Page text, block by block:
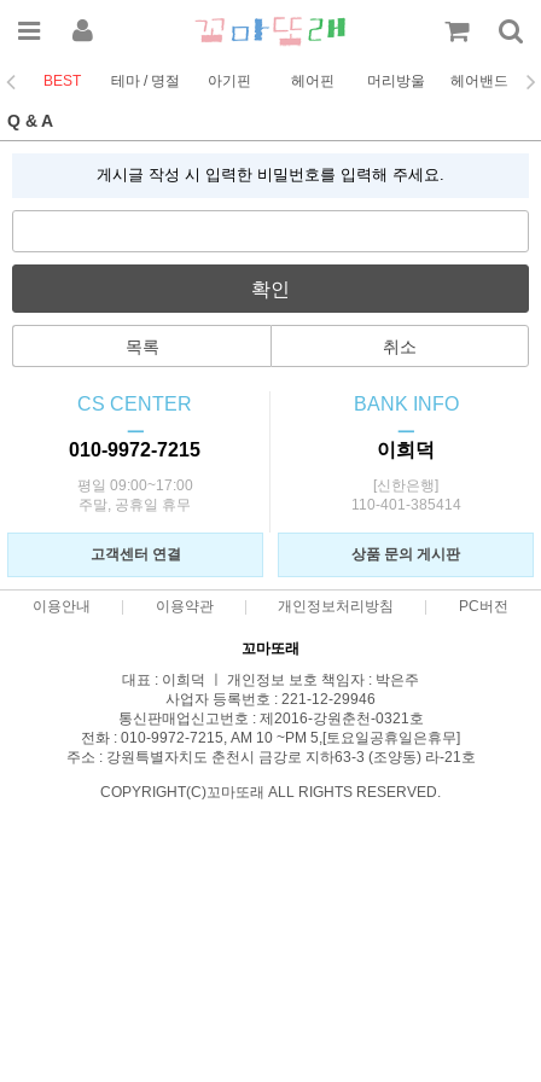
BEST 테마 / 명절 아기핀 헤어핀 머리방울 헤어밴드
Q & A
게시글 작성 시 입력한 비밀번호를 입력해 주세요.
확인
목록 취소
CS CENTER
ㅡ
010-9972-7215
평일 09:00~17:00
주말, 공휴일 휴무
BANK INFO
ㅡ
이희덕
[신한은행]
110-401-385414
고객센터 연결 상품 문의 게시판
이용안내 이용약관 개인정보처리방침 PC버전
꼬마또래
대표 : 이희덕 ㅣ 개인정보 보호 책임자 : 박은주
사업자 등록번호 : 221-12-29946
통신판매업신고번호 : 제2016-강원춘천-0321호
전화 : 010-9972-7215, AM 10 ~PM 5,[토요일공휴일은휴무]
주소 : 강원특별자치도 춘천시 금강로 지하63-3 (조양동) 라-21호
COPYRIGHT(C)꼬마또래 ALL RIGHTS RESERVED.